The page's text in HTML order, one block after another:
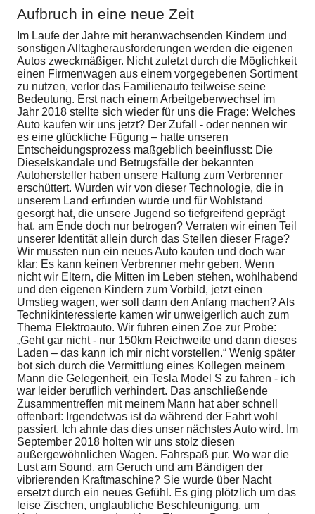
Aufbruch in eine neue Zeit
Im Laufe der Jahre mit heranwachsenden Kindern und
sonstigen Alltagherausforderungen werden die eigenen
Autos zweckmäßiger. Nicht zuletzt durch die Möglichkeit
einen Firmenwagen aus einem vorgegebenen Sortiment
zu nutzen, verlor das Familienauto teilweise seine
Bedeutung. Erst nach einem Arbeitgeberwechsel im
Jahr 2018 stellte sich wieder für uns die Frage: Welches
Auto kaufen wir uns jetzt? Der Zufall - oder nennen wir
es eine glückliche Fügung – hatte unseren
Entscheidungsprozess maßgeblich beeinflusst: Die
Dieselskandale und Betrugsfälle der bekannten
Autohersteller haben unsere Haltung zum Verbrenner
erschüttert. Wurden wir von dieser Technologie, die in
unserem Land erfunden wurde und für Wohlstand
gesorgt hat, die unsere Jugend so tiefgreifend geprägt
hat, am Ende doch nur betrogen? Verraten wir einen Teil
unserer Identität allein durch das Stellen dieser Frage?
Wir mussten nun ein neues Auto kaufen und doch war
klar: Es kann keinen Verbrenner mehr geben. Wenn
nicht wir Eltern, die Mitten im Leben stehen, wohlhabend
und den eigenen Kindern zum Vorbild, jetzt einen
Umstieg wagen, wer soll dann den Anfang machen? Als
Technikinteressierte kamen wir unweigerlich auch zum
Thema Elektroauto. Wir fuhren einen Zoe zur Probe:
„Geht gar nicht - nur 150km Reichweite und dann dieses
Laden – das kann ich mir nicht vorstellen.“ Wenig später
bot sich durch die Vermittlung eines Kollegen meinem
Mann die Gelegenheit, ein Tesla Model S zu fahren - ich
war leider beruflich verhindert. Das anschließende
Zusammentreffen mit meinem Mann hat aber schnell
offenbart: Irgendetwas ist da während der Fahrt wohl
passiert. Ich ahnte das dies unser nächstes Auto wird. Im
September 2018 holten wir uns stolz diesen
außergewöhnlichen Wagen. Fahrspaß pur. Wo war die
Lust am Sound, am Geruch und am Bändigen der
vibrierenden Kraftmaschine? Sie wurde über Nacht
ersetzt durch ein neues Gefühl. Es ging plötzlich um das
leise Zischen, unglaubliche Beschleunigung, um